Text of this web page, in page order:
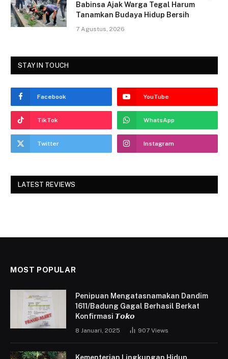
Babinsa Ajak Warga Tegal Harum
Tanamkan Budaya Hidup Bersih
7 Agustus, 2026
STAY IN TOUCH
Facebook YouTube
TikTok WhatsApp
Twitter Instagram
LATEST REVIEWS
MOST POPULAR
Penipuan Mengatasnamakan Dandim
1611/Badung Gagal Berhasil Berkat
Konfirmasi 𝙏𝙤𝙠𝙤
8 Januari, 2025 907 Views